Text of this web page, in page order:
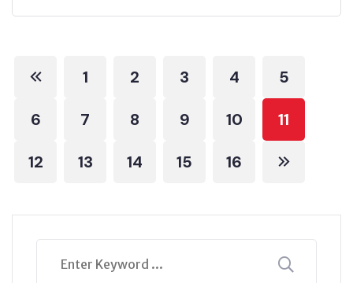
1 2 3 4 5
6 7 8 9 10 11
12 13 14 15 16